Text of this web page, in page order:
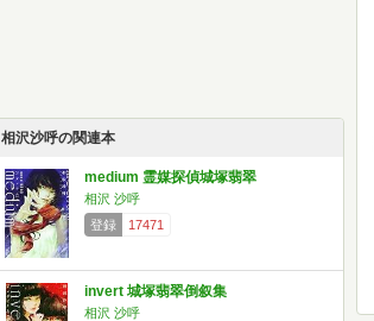
相沢沙呼の関連本
medium 霊媒探偵城塚翡翠
相沢 沙呼
登録
17471
invert 城塚翡翠倒叙集
相沢 沙呼